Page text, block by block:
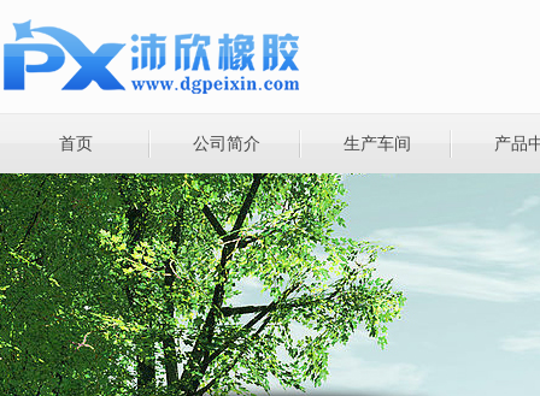
首页 公司简介 生产车间 产品